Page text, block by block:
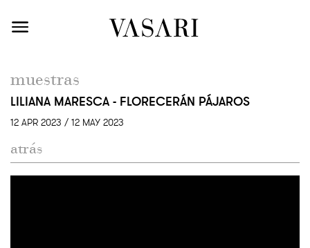
muestras
LILIANA MARESCA - FLORECERÁN PÁJAROS
12 APR 2023 / 12 MAY 2023
atrás